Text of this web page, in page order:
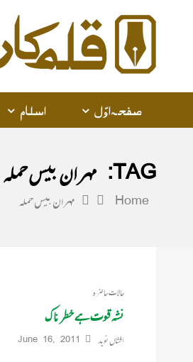
صفحہ اوّل اسلام
TAG: مہران بیس حملہ
Home مہران بیس حملہ
حالات حاضرہ
نشہ قوت ہے خطر ناک
افشاں نوید June 16, 2011